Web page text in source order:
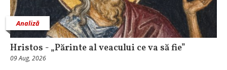
Analiză
Hristos - „Părinte al veacului ce va să fie”
09 Aug, 2026